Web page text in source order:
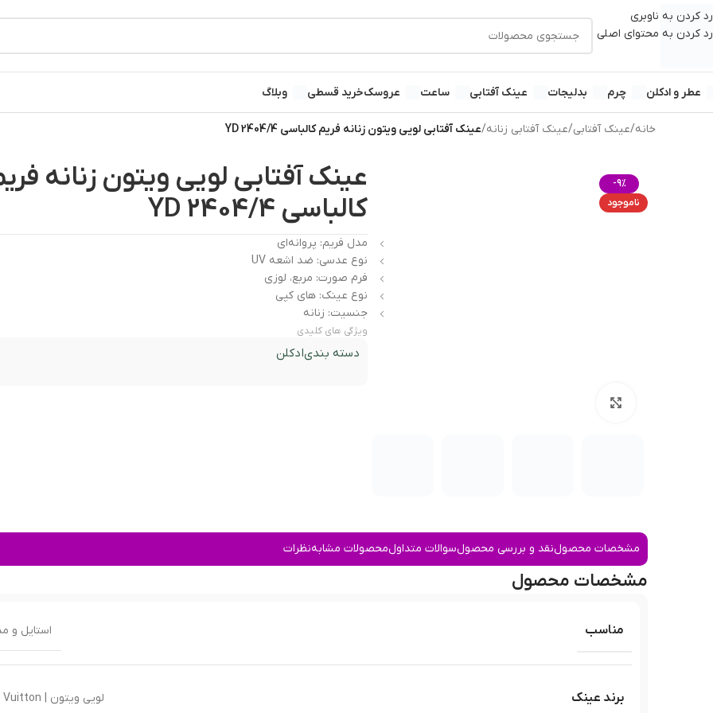
رد کردن به ناوبری
رد کردن به محتوای اصلی
عطر و ادکلن چرم بدلیجات عینک آفتابی ساعت عروسکخرید قسطی وبلاگ
خانه/عینک آفتابی/عینک آفتابی زنانه/عینک آفتابی لویی ویتون زنانه فریم کالباسی YD 2404/4
-9%
ناموجود
عینک آفتابی لویی ویتون زنانه
کالباسی YD 2404/4
مدل فریم: پروانه‌ای
نوع عدسی: ضد اشعه UV
فرم صورت: مربع، لوزی
نوع عینک: های کپی
جنسیت: زنانه
ویژگی های کلیدی
دسته بندیادکلن
مشخصات محصولنقد و بررسی محصولسوالات متداولمحصولات مشابهنظرات
مشخصات محصول
مناسب استایل و
برند عینک لویی ویتون | Louis Vuitton